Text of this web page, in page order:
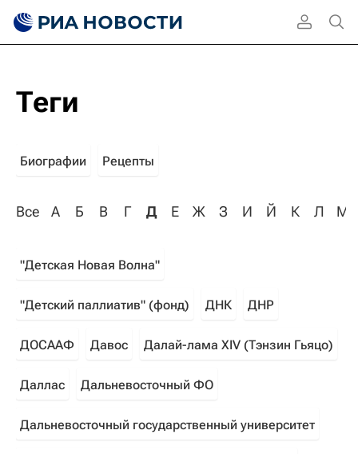
Теги
Биографии Рецепты
Все А Б В Г Д Е Ж З И Й К Л М
"Детская Новая Волна"
"Детский паллиатив" (фонд) ДНК ДНР
ДОСААФ Давос Далай-лама XIV (Тэнзин Гьяцо)
Даллас Дальневосточный ФО
Дальневосточный государственный университет